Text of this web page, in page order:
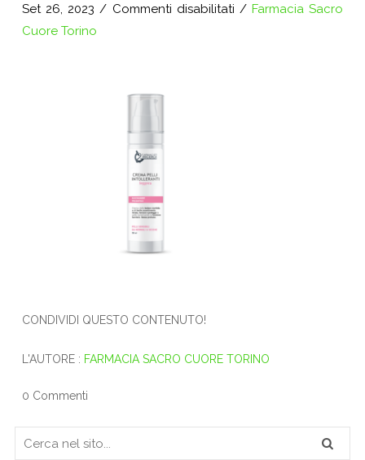
Set 26, 2023 / Commenti disabilitatisu
/ Farmacia Sacro
Cuore Torino
CONDIVIDI QUESTO CONTENUTO!
L'AUTORE : FARMACIA SACRO CUORE TORINO
0 Commenti